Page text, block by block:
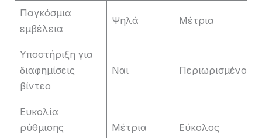
Παγκόσμια
εμβέλεια
Ψηλά Μέτρια
Υποστήριξη για
διαφημίσεις
βίντεο
Ναι Περιωρισμένος
Ευκολία
ρύθμισης
Μέτρια Εύκολος